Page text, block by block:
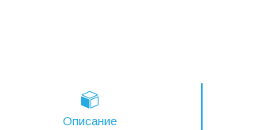
Описание